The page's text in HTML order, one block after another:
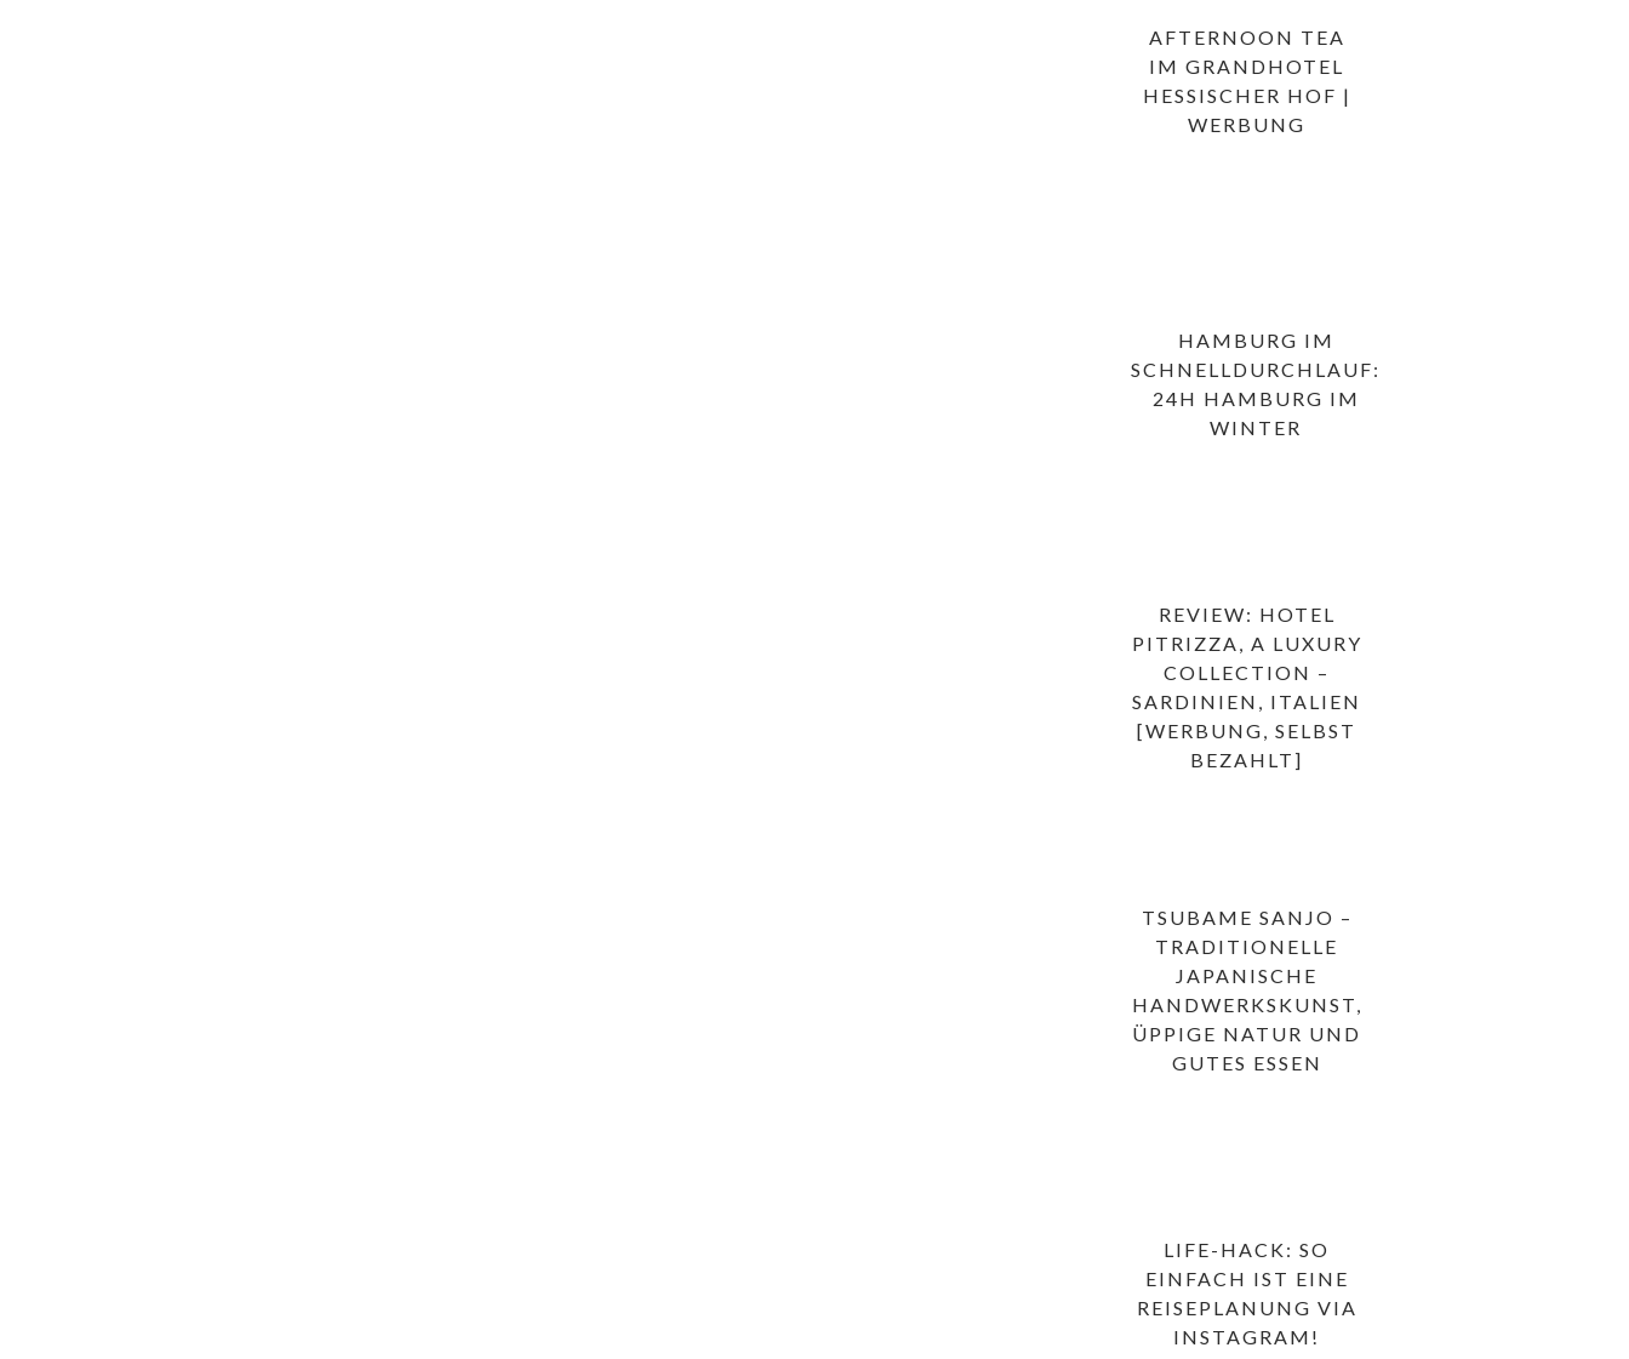
AFTERNOON TEA
IM GRANDHOTEL
HESSISCHER HOF |
WERBUNG
HAMBURG IM
SCHNELLDURCHLAUF:
24H HAMBURG IM
WINTER
REVIEW: HOTEL
PITRIZZA, A LUXURY
COLLECTION –
SARDINIEN, ITALIEN
[WERBUNG, SELBST
BEZAHLT]
TSUBAME SANJO –
TRADITIONELLE
JAPANISCHE
HANDWERKSKUNST,
ÜPPIGE NATUR UND
GUTES ESSEN
LIFE-HACK: SO
EINFACH IST EINE
REISEPLANUNG VIA
INSTAGRAM!